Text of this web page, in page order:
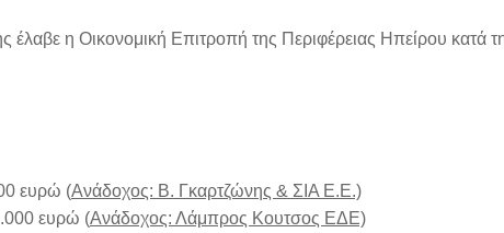
η Οικονομική Επιτροπή της Περιφέρειας Ηπείρου κατά
ευρώ (Ανάδοχος: Β. Γκαρτζώνης & ΣΙΑ Ε.Ε.)
ευρώ (Ανάδοχος: Λάμπρος Κουτσος ΕΔΕ)